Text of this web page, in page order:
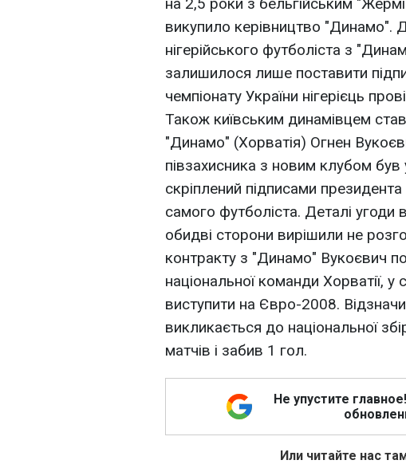
викупило керівництво "Динамо".
нігерійського футболіста з
залишилося лише поставити
чемпіонату України нігерієць
Також київським динамівцем
"Динамо" (Хорватія) Огнен
півзахисника з новим клубом був
скріплений підписами
самого футболіста. Деталі угоди
обидві сторони вирішили не
контракту з "Динамо" Вукоєвич
національної команди Хорватії, у
виступити на Євро-2008.
викликається до національної
матчів і забив 1 гол.
Не упустите
Или читайте нас